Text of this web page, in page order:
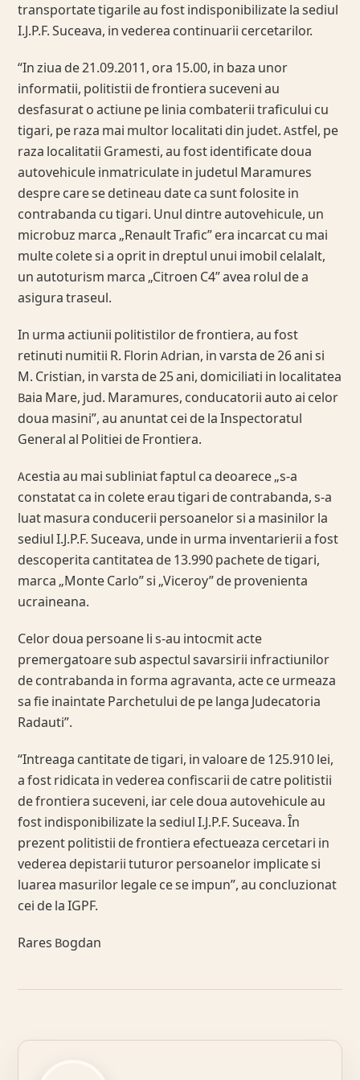
transportate tigarile au fost indisponibilizate la sediul
I.J.P.F. Suceava, in vederea continuarii cercetarilor.
“In ziua de 21.09.2011, ora 15.00, in baza unor
informatii, politistii de frontiera suceveni au
desfasurat o actiune pe linia combaterii traficului cu
tigari, pe raza mai multor localitati din judet. Astfel, pe
raza localitatii Gramesti, au fost identificate doua
autovehicule inmatriculate in judetul Maramures
despre care se detineau date ca sunt folosite in
contrabanda cu tigari. Unul dintre autovehicule, un
microbuz marca „Renault Trafic” era incarcat cu mai
multe colete si a oprit in dreptul unui imobil celalalt,
un autoturism marca „Citroen C4” avea rolul de a
asigura traseul.
In urma actiunii politistilor de frontiera, au fost
retinuti numitii R. Florin Adrian, in varsta de 26 ani si
M. Cristian, in varsta de 25 ani, domiciliati in localitatea
Baia Mare, jud. Maramures, conducatorii auto ai celor
doua masini”, au anuntat cei de la Inspectoratul
General al Politiei de Frontiera.
Acestia au mai subliniat faptul ca deoarece „s-a
constatat ca in colete erau tigari de contrabanda, s-a
luat masura conducerii persoanelor si a masinilor la
sediul I.J.P.F. Suceava, unde in urma inventarierii a fost
descoperita cantitatea de 13.990 pachete de tigari,
marca „Monte Carlo” si „Viceroy” de provenienta
ucraineana.
Celor doua persoane li s-au intocmit acte
premergatoare sub aspectul savarsirii infractiunilor
de contrabanda in forma agravanta, acte ce urmeaza
sa fie inaintate Parchetului de pe langa Judecatoria
Radauti”.
“Intreaga cantitate de tigari, in valoare de 125.910 lei,
a fost ridicata in vederea confiscarii de catre politistii
de frontiera suceveni, iar cele doua autovehicule au
fost indisponibilizate la sediul I.J.P.F. Suceava. În
prezent politistii de frontiera efectueaza cercetari in
vederea depistarii tuturor persoanelor implicate si
luarea masurilor legale ce se impun”, au concluzionat
cei de la IGPF.
Rares Bogdan